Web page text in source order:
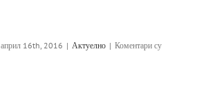
април 16th, 2016 | Актуелно | Коментари су